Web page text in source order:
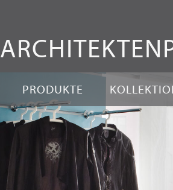
ARCHITEKTEN
PRODUKTE